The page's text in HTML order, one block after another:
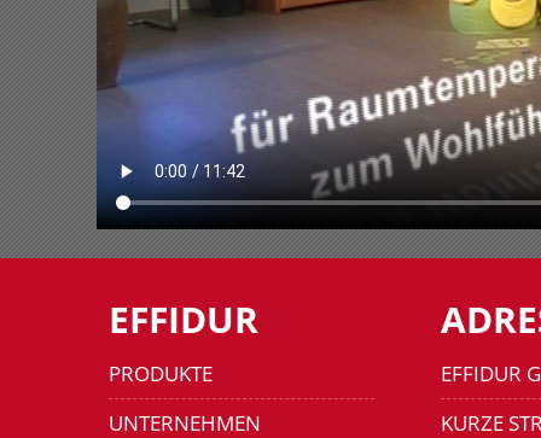
EFFIDUR
PRODUKTE
UNTERNEHMEN
EFFIDUR
KURZE